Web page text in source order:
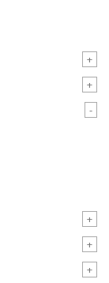
+
+
-
+
+
+